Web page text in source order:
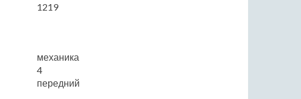
1219
механика
4
передний